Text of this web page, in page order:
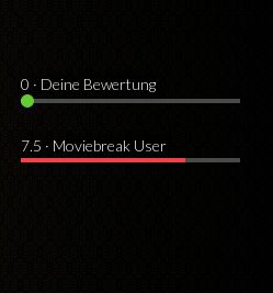
0 · Deine Bewertung
7.5 · Moviebreak User